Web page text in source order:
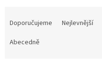
Doporučujeme Nejlevnější
Abecedně